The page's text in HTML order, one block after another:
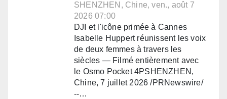
SHENZHEN, Chine, ven., août 7
2026 07:00
DJI et l'icône primée à Cannes
Isabelle Huppert réunissent les voix
de deux femmes à travers les
siècles — Filmé entièrement avec
le Osmo Pocket 4PSHENZHEN,
Chine, 7 juillet 2026 /PRNewswire/
--…